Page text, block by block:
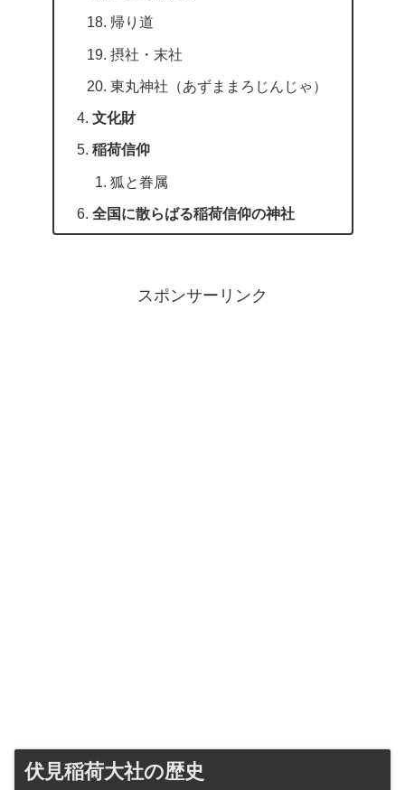
帰り道
摂社・末社
東丸神社（あずままろじんじゃ）
文化財
稲荷信仰
狐と眷属
全国に散らばる稲荷信仰の神社
スポンサーリンク
伏見稲荷大社の歴史